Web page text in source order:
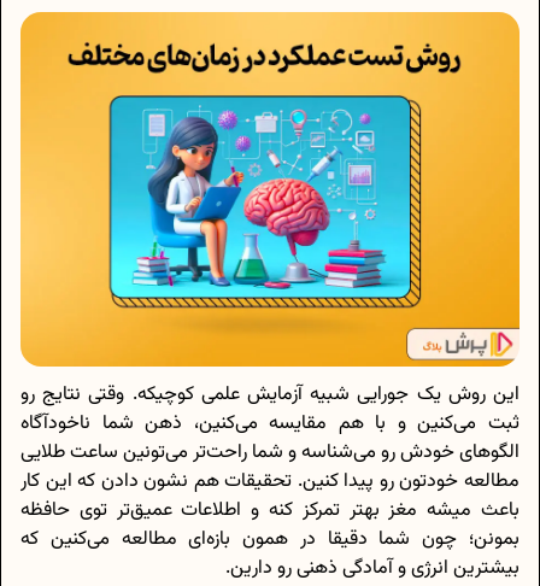
این روش یک جورایی شبیه آزمایش علمی کوچیکه. وقتی نتایج رو
ثبت می‌کنین و با هم مقایسه می‌کنین، ذهن شما ناخودآگاه
الگوهای خودش رو می‌شناسه و شما راحت‌تر می‌تونین ساعت طلایی
مطالعه خودتون رو پیدا کنین. تحقیقات هم نشون دادن که این کار
باعث میشه مغز بهتر تمرکز کنه و اطلاعات عمیق‌تر توی حافظه
بمونن؛ چون شما دقیقا در همون بازه‌ای مطالعه می‌کنین که
بیشترین انرژی و آمادگی ذهنی رو دارین.